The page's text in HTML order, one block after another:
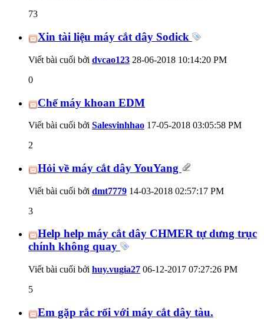
73
Xin tài liệu máy cắt dây Sodick
Viết bài cuối bởi dvcao123 28-06-2018 10:14:20 PM
0
Chế máy khoan EDM
Viết bài cuối bởi Salesvinhhao 17-05-2018 03:05:58 PM
2
Hỏi về máy cắt dây YouYang
Viết bài cuối bởi dmt7779 14-03-2018 02:57:17 PM
3
Help help máy cắt dây CHMER tự dưng trục
chính không quay
Viết bài cuối bởi huy.vugia27 06-12-2017 07:27:26 PM
5
Em gặp rắc rối với máy cắt dây tàu.